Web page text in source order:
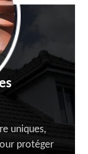
uniques,
protéger